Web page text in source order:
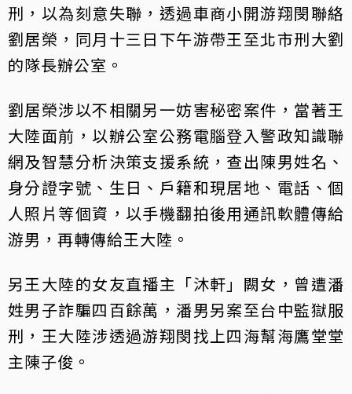
刑，以為刻意失聯，透過車商小開游翔閔聯絡
劉居榮，同月十三日下午游帶王至北市刑大劉
的隊長辦公室。
劉居榮涉以不相關另一妨害秘密案件，當著王
大陸面前，以辦公室公務電腦登入警政知識聯
網及智慧分析決策支援系統，查出陳男姓名、
身分證字號、生日、戶籍和現居地、電話、個
人照片等個資，以手機翻拍後用通訊軟體傳給
游男，再轉傳給王大陸。
另王大陸的女友直播主「沐軒」闕女，曾遭潘
姓男子詐騙四百餘萬，潘男另案至台中監獄服
刑，王大陸涉透過游翔閔找上四海幫海鷹堂堂
主陳子俊。